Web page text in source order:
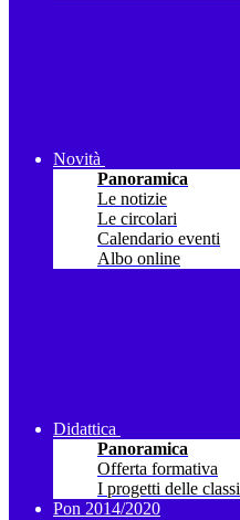
Novità
Panoramica
Le notizie
Le circolari
Calendario eventi
Albo online
Didattica
Panoramica
Offerta formativa
I progetti delle classi
Pon 2014/2020